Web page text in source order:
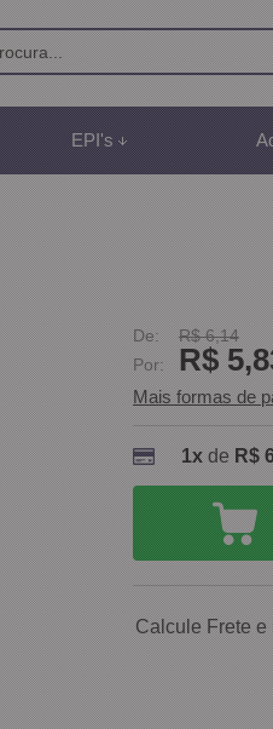
EPI's
De:
R$ 6,14
Por:
R$
Mais formas de
1xdeR$
Calcule Frete e